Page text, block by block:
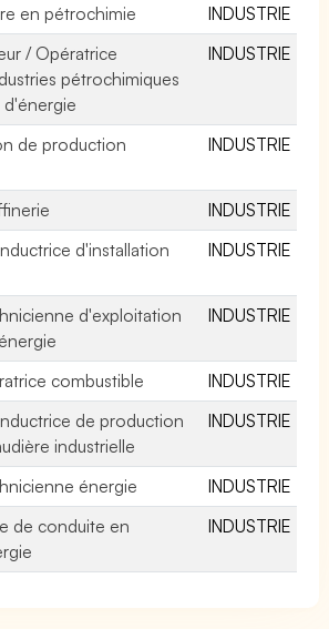
en pétrochimie
INDUSTRIE
/ Opératrice
pétrochimiques
INDUSTRIE
de production
INDUSTRIE
INDUSTRIE
d'installation
INDUSTRIE
d'exploitation
INDUSTRIE
combustible
INDUSTRIE
de production
industrielle
INDUSTRIE
énergie
INDUSTRIE
de conduite en
INDUSTRIE